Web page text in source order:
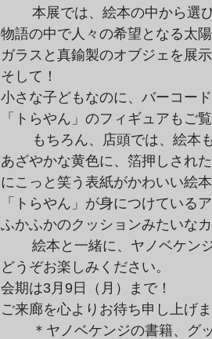
物語の中で人々の希望となる太
ガラスと真鍮製のオブジェを展示
そして！
小さな子どもなのに、バーコー
「トらやん」のフィギュアもご
あざやかな黄色に、箔押しされ
にこっと笑う表紙がかわいい絵本
「トらやん」が身につけている
ふかふかのクッションみたいな
どうぞお楽しみください。
会期は3月9日（月）まで！
ご来廊を心よりお待ち申し上げま